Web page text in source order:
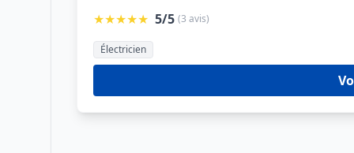
★★★★★ 5/5 (3 avis)
Électricien